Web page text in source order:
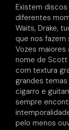
Existem
diferentes
Waits, Drake,
que nos
Vozes
nome de Scott
com textura
grandes
cigarro e
sempre
pelo menos